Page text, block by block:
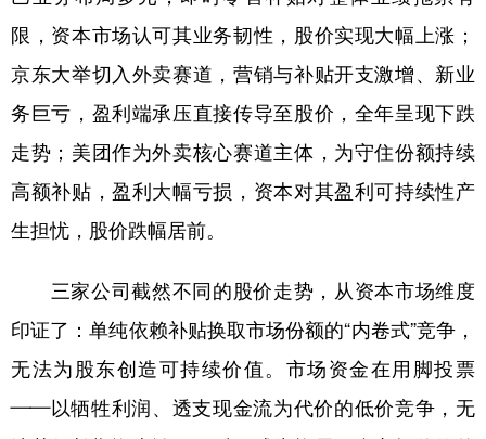
限，资本市场认可其业务韧性，股价实现大幅上涨；
京东大举切入外卖赛道，营销与补贴开支激增、新业
务巨亏，盈利端承压直接传导至股价，全年呈现下跌
走势；美团作为外卖核心赛道主体，为守住份额持续
高额补贴，盈利大幅亏损，资本对其盈利可持续性产
生担忧，股价跌幅居前。
三家公司截然不同的股价走势，从资本市场维度
印证了：单纯依赖补贴换取市场份额的“内卷式”竞争，
无法为股东创造可持续价值。市场资金在用脚投票
——以牺牲利润、透支现金流为代价的低价竞争，无